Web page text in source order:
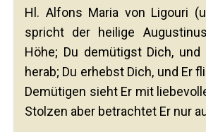
Hl. Alfons Maria von Ligouri
spricht der heilige
Höhe; Du demütigst Dich,
herab; Du erhebst Dich, und Er
Demütigen sieht Er mit
Stolzen aber betrachtet Er nur